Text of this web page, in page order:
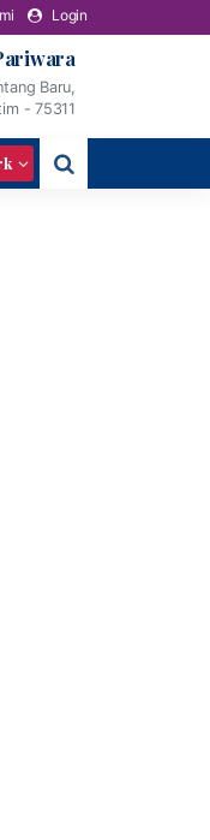
Login
Baru,
- 75311